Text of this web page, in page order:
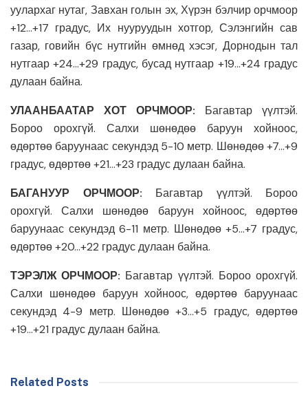
уулархаг нутаг, Завхан голын эх, Хүрэн бэлчир орчмоор
+12…+17 градус, Их нууруудын хотгор, Сэлэнгийн сав
газар, говийн бүс нутгийн өмнөд хэсэг, Дорнодын тал
нутгаар +24…+29 градус, бусад нутгаар +19…+24 градус
дулаан байна.
УЛААНБААТАР ХОТ ОРЧМООР: Багавтар үүлтэй.
Бороо орохгүй. Салхи шөнөдөө баруун хойноос,
өдөртөө баруунаас секундэд 5-10 метр. Шөнөдөө +7…+9
градус, өдөртөө +21…+23 градус дулаан байна.
БАГАНУУР ОРЧМООР: Багавтар үүлтэй. Бороо
орохгүй. Салхи шөнөдөө баруун хойноос, өдөртөө
баруунаас секундэд 6-11 метр. Шөнөдөө +5…+7 градус,
өдөртөө +20…+22 градус дулаан байна.
ТЭРЭЛЖ ОРЧМООР: Багавтар үүлтэй. Бороо орохгүй.
Салхи шөнөдөө баруун хойноос, өдөртөө баруунаас
секундэд 4-9 метр. Шөнөдөө +3…+5 градус, өдөртөө
+19…+21 градус дулаан байна.
Related Posts